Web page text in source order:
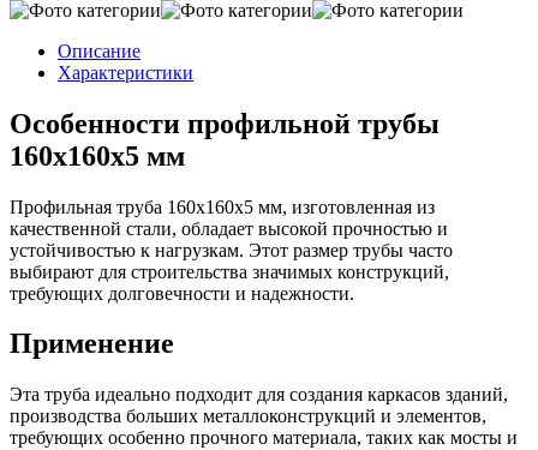
Описание
Характеристики
Особенности профильной трубы
160х160х5 мм
Профильная труба 160х160х5 мм, изготовленная из
качественной стали, обладает высокой прочностью и
устойчивостью к нагрузкам. Этот размер трубы часто
выбирают для строительства значимых конструкций,
требующих долговечности и надежности.
Применение
Эта труба идеально подходит для создания каркасов зданий,
производства больших металлоконструкций и элементов,
требующих особенно прочного материала, таких как мосты и